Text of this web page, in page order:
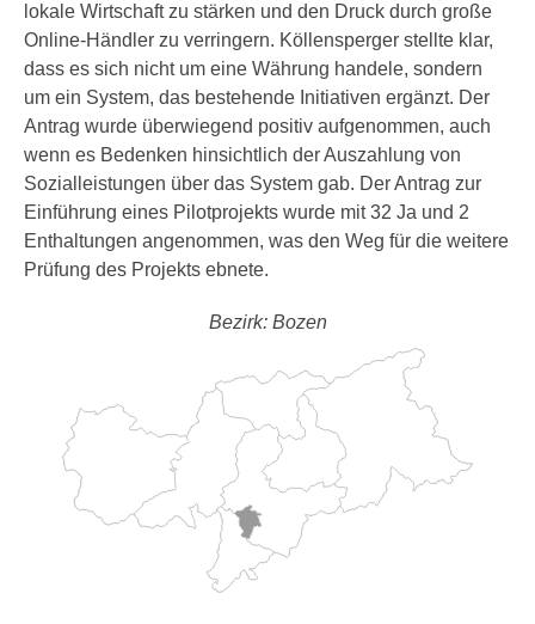
lokale Wirtschaft zu stärken und den Druck durch große
Online-Händler zu verringern. Köllensperger stellte klar,
dass es sich nicht um eine Währung handele, sondern
um ein System, das bestehende Initiativen ergänzt. Der
Antrag wurde überwiegend positiv aufgenommen, auch
wenn es Bedenken hinsichtlich der Auszahlung von
Sozialleistungen über das System gab. Der Antrag zur
Einführung eines Pilotprojekts wurde mit 32 Ja und 2
Enthaltungen angenommen, was den Weg für die weitere
Prüfung des Projekts ebnete.
Bezirk: Bozen